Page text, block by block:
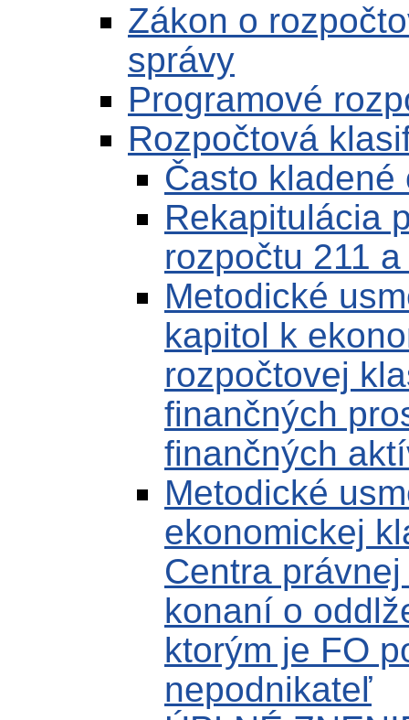
Zákon o
správy
Programové
Rozpočtová
Často kladené
Rekapitulácia
rozpočtu 211
Metodické
kapitol k
rozpočtovej
finančných
finančných
Metodické
ekonomickej
Centra
konaní o
ktorým je FO
nepodnikateľ